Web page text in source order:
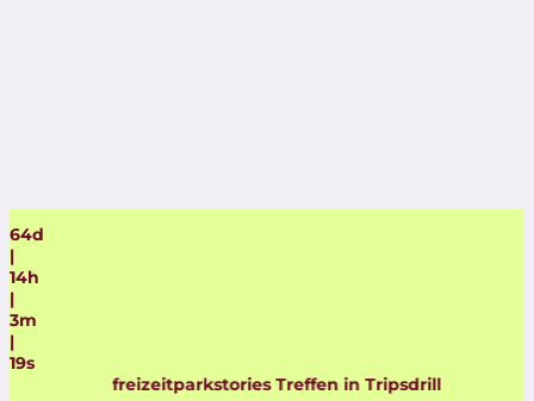
64d
|
14h
|
3m
|
18s
freizeitparkstories Treffen in Tripsdrill